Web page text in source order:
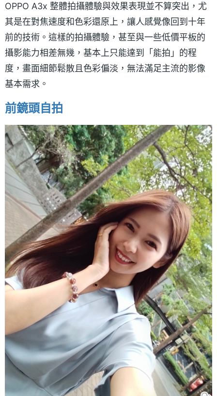
OPPO A3x 整體拍攝體驗與效果表現並不算突出，尤
其是在對焦速度和色彩還原上，讓人感覺像回到十年
前的技術。這樣的拍攝體驗，甚至與一些低價平板的
攝影能力相差無幾，基本上只能達到「能拍」的程
度，畫面細節鬆散且色彩偏淡，無法滿足主流的影像
基本需求。
前鏡頭自拍